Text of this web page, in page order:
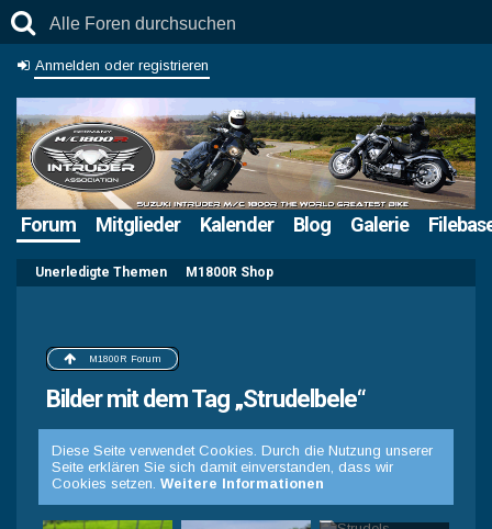
Anmelden oder registrieren
Forum Mitglieder Kalender Blog Galerie
Unerledigte Themen M1800R Shop
M1800R Forum
Bilder mit dem Tag „Strudelbele“
Diese Seite verwendet Cookies. Durch die Nutzung unserer
Seite erklären Sie sich damit einverstanden, dass wir
Cookies setzen. Weitere Informationen